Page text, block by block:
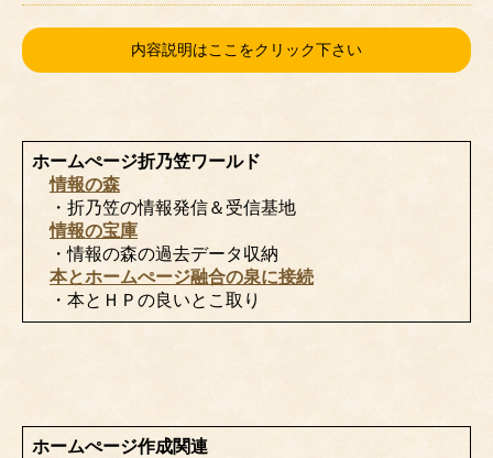
内容説明はここをクリック下さい
ホームぺージ折乃笠ワールド
情報の森
・折乃笠の情報発信＆受信基地
情報の宝庫
・情報の森の過去データ収納
本とホームぺージ融合の泉に接続
・本とＨＰの良いとこ取り
ホームぺージ作成関連